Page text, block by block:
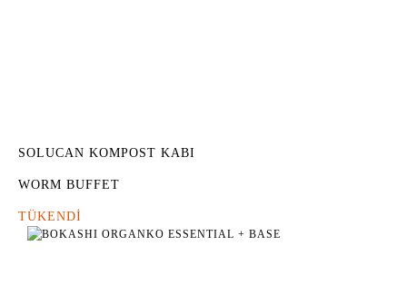
SOLUCAN KOMPOST KABI
WORM BUFFET
TÜKENDİ